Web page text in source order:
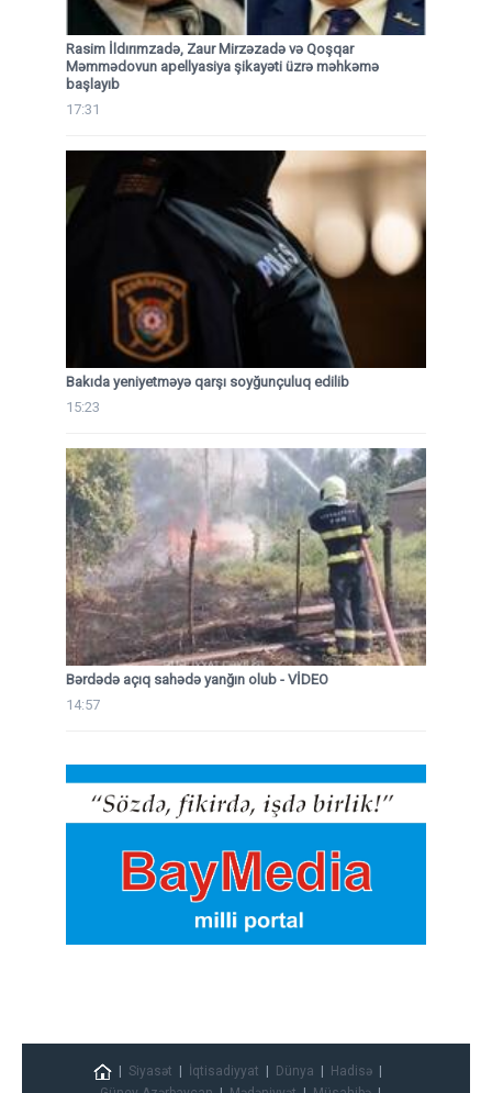
Rasim İldırımzadə, Zaur Mirzəzadə və Qoşqar
Məmmədovun apellyasiya şikayəti üzrə məhkəmə
başlayıb
17:31
Bakıda yeniyetməyə qarşı soyğunçuluq edilib
15:23
Bərdədə açıq sahədə yanğın olub - VİDEO
14:57
Siyasət İqtisadiyyat Dünya
Hadisə